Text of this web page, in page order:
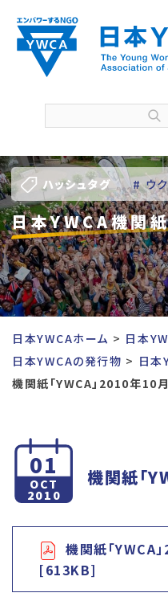
content
ハッシュタグ # ウ
# バ
# 人
# 地
# 東
# 若
日本YWCA機関
日本YWCAホーム
日本
日本YWCAの発行物
日本
機関紙「YWCA」2010年10
01
OCT
2010
機関紙「
機関紙「YWCA
[613KB]